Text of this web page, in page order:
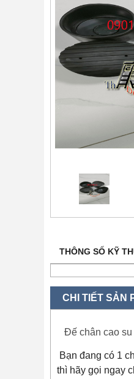
THÔNG SỐ KỸ
CHI TIẾT SẢN
Đế chân cao su
Bạn đang có 1
thì hãy gọi ngay